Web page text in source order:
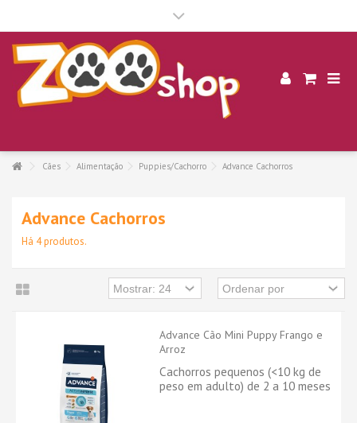
Cães Alimentação Puppies/Cachorro Advance Cachorros
Advance Cachorros
Há 4 produtos.
Advance Cão Mini Puppy Frango e
Arroz
Cachorros pequenos (<10 kg de
peso em adulto) de 2 a 10 meses